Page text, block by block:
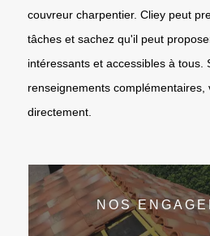
couvreur charpentier. Cliey peut
tâches et sachez qu'il peut
intéressants et accessibles à tous.
renseignements complémentaires,
directement.
NOS